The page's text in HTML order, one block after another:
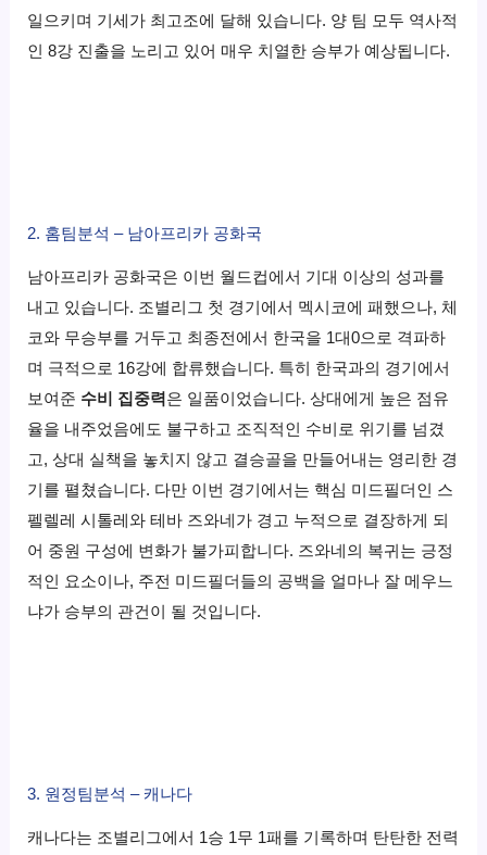
일으키며 기세가 최고조에 달해 있습니다. 양 팀 모두 역사적
인 8강 진출을 노리고 있어 매우 치열한 승부가 예상됩니다.
2. 홈팀분석 – 남아프리카 공화국
남아프리카 공화국은 이번 월드컵에서 기대 이상의 성과를
내고 있습니다. 조별리그 첫 경기에서 멕시코에 패했으나, 체
코와 무승부를 거두고 최종전에서 한국을 1대0으로 격파하
며 극적으로 16강에 합류했습니다. 특히 한국과의 경기에서
보여준 수비 집중력은 일품이었습니다. 상대에게 높은 점유
율을 내주었음에도 불구하고 조직적인 수비로 위기를 넘겼
고, 상대 실책을 놓치지 않고 결승골을 만들어내는 영리한 경
기를 펼쳤습니다. 다만 이번 경기에서는 핵심 미드필더인 스
펠렐레 시톨레와 테바 즈와네가 경고 누적으로 결장하게 되
어 중원 구성에 변화가 불가피합니다. 즈와네의 복귀는 긍정
적인 요소이나, 주전 미드필더들의 공백을 얼마나 잘 메우느
냐가 승부의 관건이 될 것입니다.
3. 원정팀분석 – 캐나다
캐나다는 조별리그에서 1승 1무 1패를 기록하며 탄탄한 전력